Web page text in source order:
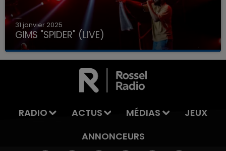
31 janvier 2025
GIMS "SPIDER" (LIVE)
RADIO ACTUS MÉDIAS
JEUX
ANNONCEURS